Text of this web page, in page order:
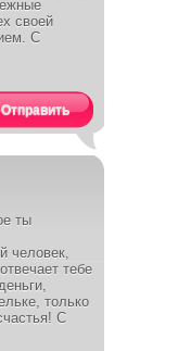
своей
С
Отправить
ты
человек,
тебе
только
С